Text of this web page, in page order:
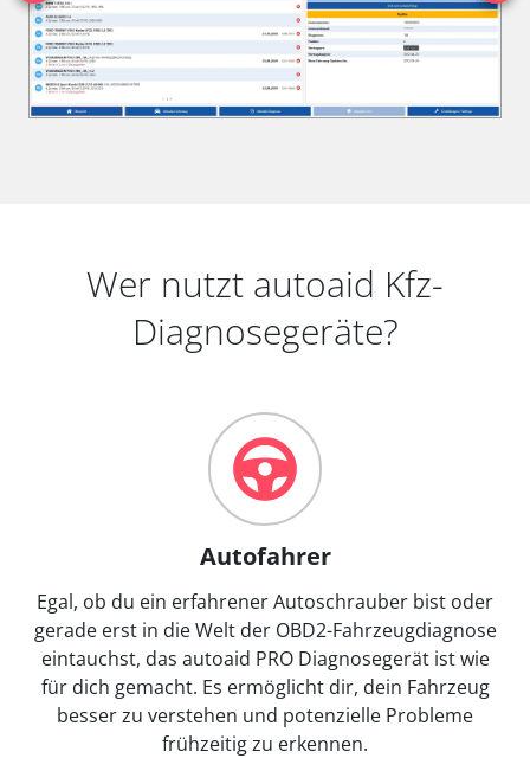
Wer nutzt autoaid Kfz-
Diagnosegeräte?
Autofahrer
Egal, ob du ein erfahrener Autoschrauber bist oder
gerade erst in die Welt der OBD2-Fahrzeugdiagnose
eintauchst, das autoaid PRO Diagnosegerät ist wie
für dich gemacht. Es ermöglicht dir, dein Fahrzeug
besser zu verstehen und potenzielle Probleme
frühzeitig zu erkennen.